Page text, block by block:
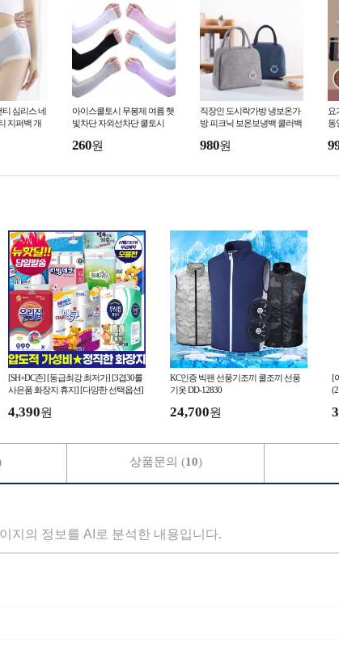
티 심리스 네
지퍼백 개
아이스쿨토시 무봉제 여름 햇
빛차단 자외선차단 쿨토시
260원
직장인 도시락가방 냉보온가
방 피크닉 보온보냉백 쿨러백
980원
요
동
[SH+DC존] [동급최강 최저가] [3겹30롤
사은품 화장지 휴지] [다양한 선택옵션]
4,390원
KC인증 빅팬 선풍기조끼 쿨조끼 선풍
기옷 DD-12830
24,700원
[
지의 정보를 AI로 분석한 내용입니다.
상품문의 (10)